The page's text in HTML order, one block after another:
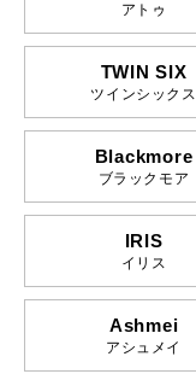
アトゥ
TWIN SIX
ツインシックス
Blackmore
ブラックモア
IRIS
イリス
Ashmei
アシュメイ